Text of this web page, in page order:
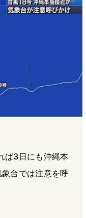
ば3日にも沖縄本
台では注意を呼